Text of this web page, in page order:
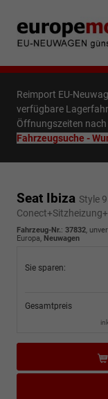
Reimport EU-
verfügbare
Öffnungszeiten nach
Fahrzeugsuche -
Seat Ibiza Style
Fahrzeug-Nr.: 37832,
Europa, Neuwagen
Sie sparen:
Gesamtpreis